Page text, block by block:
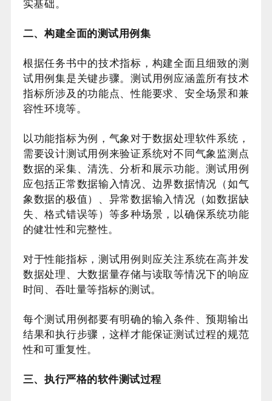
实基础。
二、构建全面的测试用例集
根据任务书中的技术指标，构建全面且细致的测
试用例集是关键步骤。测试用例应涵盖所有技术
指标所涉及的功能点、性能要求、安全场景和兼
容性环境等。
以功能指标为例，气象对于数据处理软件系统，
需要设计测试用例来验证系统对不同气象监测点
数据的采集、清洗、分析和展示功能。测试用例
应包括正常数据输入情况、边界数据情况（如气
象数据的极值）、异常数据输入情况（如数据缺
失、格式错误等）等多种场景，以确保系统功能
的健壮性和完整性。
对于性能指标，测试用例则应关注系统在高并发
数据处理、大数据量存储与读取等情况下的响应
时间、吞吐量等指标的测试。
每个测试用例都要有明确的输入条件、预期输出
结果和执行步骤，这样才能保证测试过程的规范
性和可重复性。
三、执行严格的软件测试过程